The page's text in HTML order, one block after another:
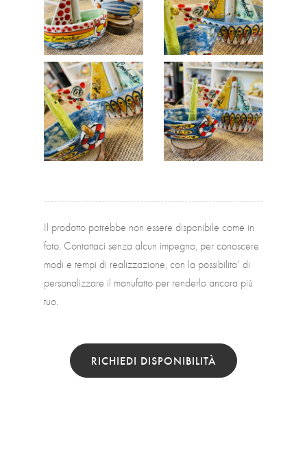
Il prodotto potrebbe non essere disponibile come in
foto. Contattaci senza alcun impegno, per conoscere
modi e tempi di realizzazione, con la possibilita' di
personalizzare il manufatto per renderlo ancora più
tuo.
RICHIEDI DISPONIBILITÀ